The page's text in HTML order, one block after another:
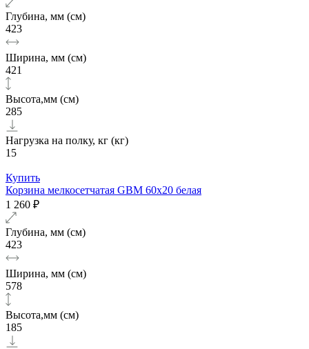
Глубина, мм (см)
423
Ширина, мм (см)
421
Высота,мм (см)
285
Нагрузка на полку, кг (кг)
15
Купить
Корзина мелкосетчатая GBM 60х20 белая
1 260 ₽
Глубина, мм (см)
423
Ширина, мм (см)
578
Высота,мм (см)
185